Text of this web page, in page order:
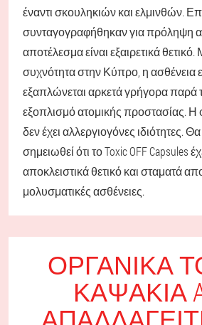
έναντι σκουληκιών και ελμινθών.
συνταγογραφήθηκαν για πρόληψη
αποτέλεσμα είναι εξαιρετικά
συχνότητα στην Κύπρο, η ασθένεια
εξαπλώνεται αρκετά γρήγορα παρά
εξοπλισμό ατομικής προστασίας. Η
δεν έχει αλλεργιογόνες ιδιότητες.
σημειωθεί ότι το Toxic OFF Capsules
αποκλειστικά θετικό και σταματά
μολυσματικές ασθένειες.
ΟΡΓΑΝΙΚΆ
ΚΑΨΆΚΙΑ